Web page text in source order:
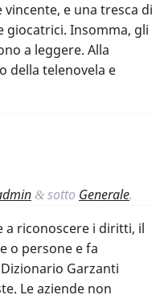
e una tresca di
giocatrici. Insomma, gli
a leggere. Alla
della telenovela e
& sotto Generale.
a riconoscere i diritti, il
o persone e fa
Garzanti
Le aziende non